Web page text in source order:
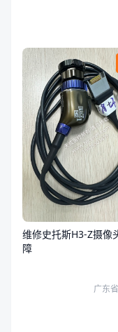
维修史托斯H3-Z摄像
障
广东